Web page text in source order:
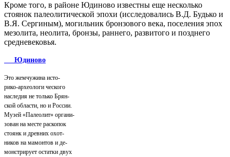
Кроме того, в районе Юдиново известны еще несколько
стоянок палеолитической эпохи (исследовались В.Д. Будько и
В.Я. Сергиным), могильник бронзового века, поселения эпох
мезолита, неолита, бронзы, раннего, развитого и позднего
средневековья.
Юдиново
Это жемчужина исто-
рико-археологи ческого
наследия не только Брян-
ской области, но и России.
Музей «Палеолит» органи-
зован на месте раскопок
стоянк и древних охот-
ников на мамонтов и де-
монстрирует остатки двух